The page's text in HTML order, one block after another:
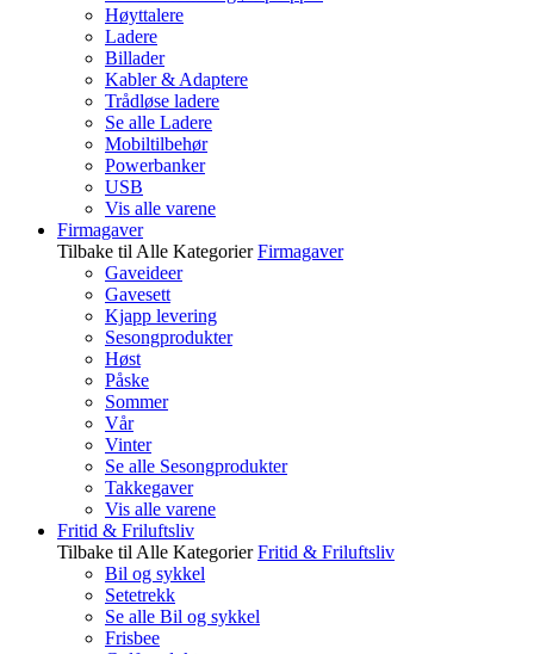
Høyttalere
Ladere
Billader
Kabler & Adaptere
Trådløse ladere
Se alle Ladere
Mobiltilbehør
Powerbanker
USB
Vis alle varene
Firmagaver
Tilbake til Alle Kategorier Firmagaver
Gaveideer
Gavesett
Kjapp levering
Sesongprodukter
Høst
Påske
Sommer
Vår
Vinter
Se alle Sesongprodukter
Takkegaver
Vis alle varene
Fritid & Friluftsliv
Tilbake til Alle Kategorier Fritid & Friluftsliv
Bil og sykkel
Setetrekk
Se alle Bil og sykkel
Frisbee